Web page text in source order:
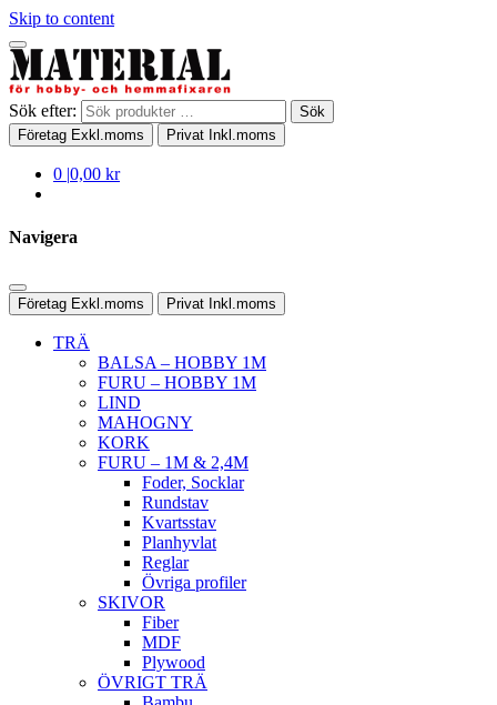
Skip to content
Sök efter:
Sök
Företag Exkl.moms Privat Inkl.moms
0 |0,00 kr
Navigera
Företag Exkl.moms Privat Inkl.moms
TRÄ
BALSA – HOBBY 1M
FURU – HOBBY 1M
LIND
MAHOGNY
KORK
FURU – 1M & 2,4M
Foder, Socklar
Rundstav
Kvartsstav
Planhyvlat
Reglar
Övriga profiler
SKIVOR
Fiber
MDF
Plywood
ÖVRIGT TRÄ